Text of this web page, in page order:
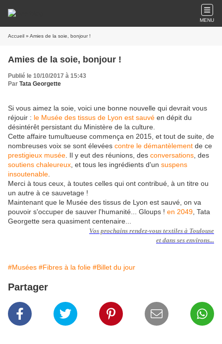
MENU
Accueil » Amies de la soie, bonjour !
Amies de la soie, bonjour !
Publié le 10/10/2017 à 15:43
Par Tata Georgette
Si vous aimez la soie, voici une bonne nouvelle qui devrait vous
réjouir : le Musée des tissus de Lyon est sauvé en dépit du
désintérêt persistant du Ministère de la culture.
Cette affaire tumultueuse commença en 2015, et tout de suite, de
nombreuses voix se sont élevées contre le démantèlement de ce
prestigieux musée . Il y eut des réunions, des conversations , des
soutiens chaleureux , et tous les ingrédients d'un suspens
insoutenable
Merci à tous ceux, à toutes celles qui ont contribué, à un titre ou
un autre à ce sauvetage !
Maintenant que le Musée des tissus de Lyon est sauvé, on va
pouvoir s'occuper de sauver l'humanité... Gloups ! en 2049 , Tata
Georgette sera quasiment centenaire...
Vos prochains rendez-vous textiles à Toulouse
et dans ses environs...
#Musées #Fibres à la folie #Billet du jour
Partager